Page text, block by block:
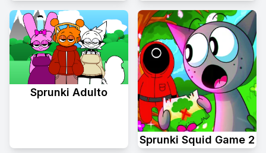
Sprunki Adulto
Sprunki Squid Game 2